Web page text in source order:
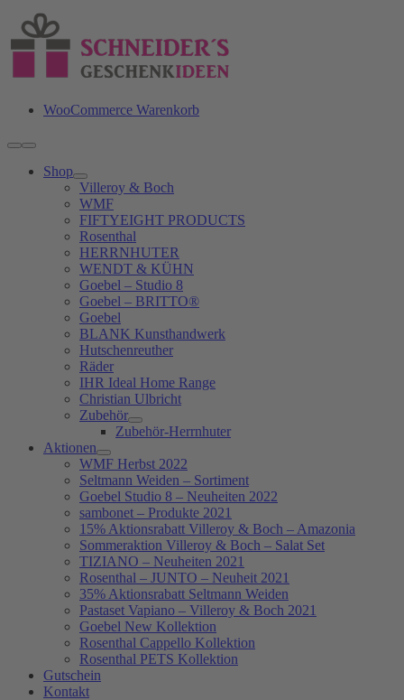
Inhalt
springen
WooCommerce Warenkorb
Toggle
Navigation
Shop
Villeroy & Boch
WMF
FIFTYEIGHT PRODUCTS
Rosenthal
HERRNHUTER
WENDT & KÜHN
Goebel – Studio 8
Goebel – BRITTO®
Goebel
BLANK Kunsthandwerk
Hutschenreuther
Räder
IHR Ideal Home Range
Christian Ulbricht
Zubehör
Zubehör-Herrnhuter
Aktionen
WMF Herbst 2022
Seltmann Weiden – Sortiment
Goebel Studio 8 – Neuheiten 2022
sambonet – Produkte 2021
15% Aktionsrabatt Villeroy & Boch – Amazonia
Sommeraktion Villeroy & Boch – Salat Set
TIZIANO – Neuheiten 2021
Rosenthal – JUNTO – Neuheit 2021
35% Aktionsrabatt Seltmann Weiden
Pastaset Vapiano – Villeroy & Boch 2021
Goebel New Kollektion
Rosenthal Cappello Kollektion
Rosenthal PETS Kollektion
Gutschein
Kontakt